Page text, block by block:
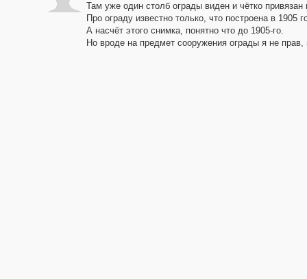
Там уже один столб ограды виден и чётко привязан
Про ограду известно только, что построена в 1905
А насчёт этого снимка, понятно что до 1905-го.
Но вроде на предмет сооружения ограды я не